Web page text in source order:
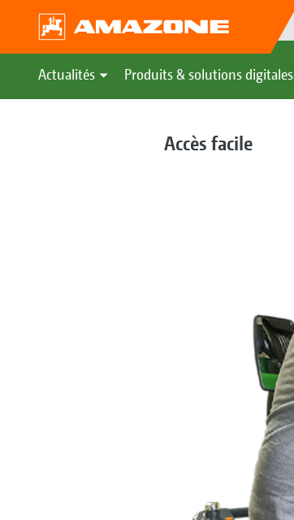
Actualités Produits & solutions digitales
Accès facile